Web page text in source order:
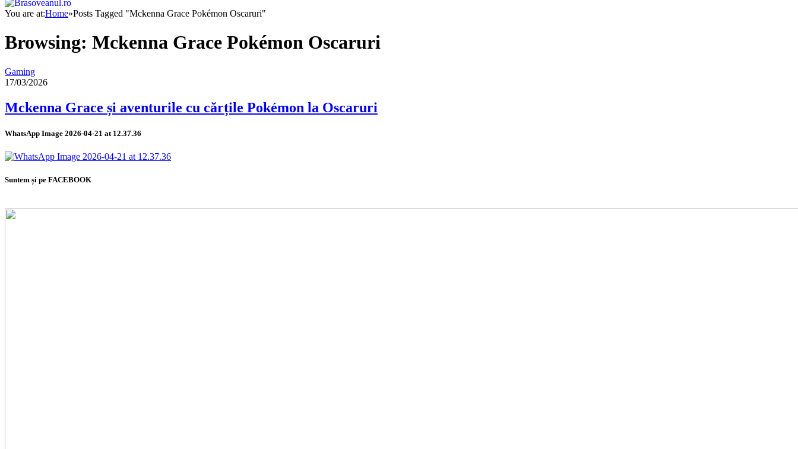
You are at:Home»Posts Tagged "Mckenna Grace Pokémon Oscaruri"
Browsing: Mckenna Grace Pokémon Oscaruri
Gaming
17/03/2026
Mckenna Grace și aventurile cu cărțile Pokémon la Oscaruri
WhatsApp Image 2026-04-21 at 12.37.36
Suntem și pe FACEBOOK